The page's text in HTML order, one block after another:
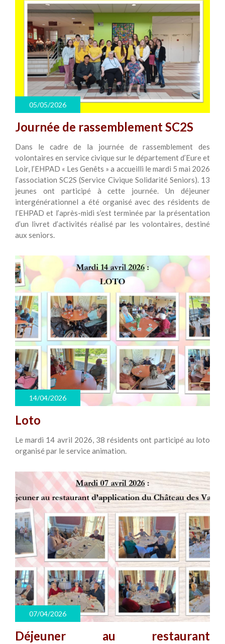
05/05/2026
Journée de rassemblement SC2S
Dans le cadre de la journée de rassemblement des
volontaires en service civique sur le département d’Eure et
Loir, l’EHPAD « Les Genêts » a accueilli le mardi 5 mai 2026
l’association SC2S (Service Civique Solidarité Seniors). 13
jeunes ont participé à cette journée. Un déjeuner
intergénérationnel a été organisé avec des résidents de
l’EHPAD et l’après-midi s’est terminée par la présentation
d’un livret d’activités réalisé par les volontaires, destiné
aux seniors.
14/04/2026
Loto
Le mardi 14 avril 2026, 38 résidents ont participé au loto
organisé par le service animation.
07/04/2026
Déjeuner au restaurant